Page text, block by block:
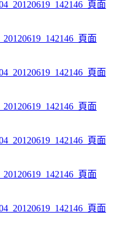
頁面
頁面
頁面